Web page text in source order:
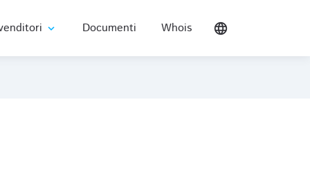
expand_more Documenti Whois language